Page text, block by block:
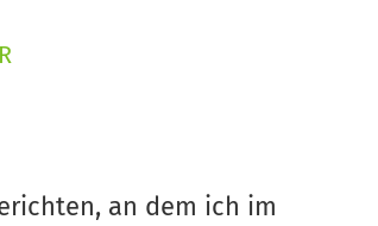
an dem ich im